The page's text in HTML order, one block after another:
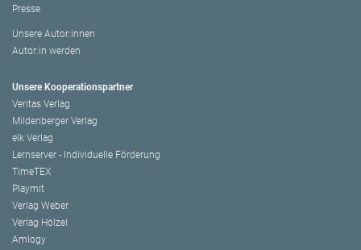
Presse
Unsere Autor:innen
Autor:in werden
Unsere Kooperationspartner
Veritas Verlag
Mildenberger Verlag
elk Verlag
Lernserver - Individuelle Förderung
TimeTEX
Playmit
Verlag Weber
Verlag Hölzel
Amlogy